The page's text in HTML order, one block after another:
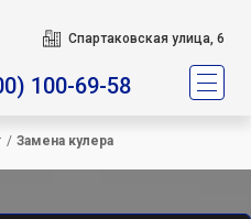
Спартаковская улица, 6
100-69-58
/ Замена кулера